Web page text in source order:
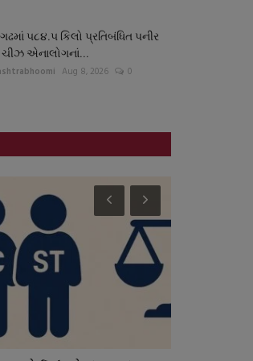
૫૮૪.૫ કિલો પ્રતિબંધિત પનીર
એનાલોગનાં...
Aug 8, 2026 0